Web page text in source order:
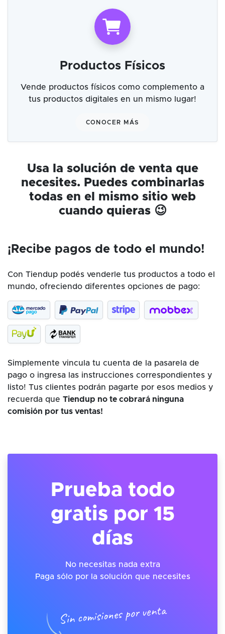
Productos Físicos
Vende productos físicos como complemento a
tus productos digitales en un mismo lugar!
CONOCER MÁS
Usa la solución de venta que
necesites. Puedes combinarlas
todas en el mismo sitio web
cuando quieras 😉
¡Recibe pagos de todo el mundo!
Con Tiendup podés venderle tus productos a todo el
mundo, ofreciendo diferentes opciones de pago:
Simplemente vincula tu cuenta de la pasarela de
pago o ingresa las instrucciones correspondientes y
listo! Tus clientes podrán pagarte por esos medios y
recuerda que Tiendup no te cobrará ninguna
comisión por tus ventas!
Prueba todo
gratis por 15
días
No necesitas nada extra
Paga sólo por la solución que necesites
Sin comisiones por venta